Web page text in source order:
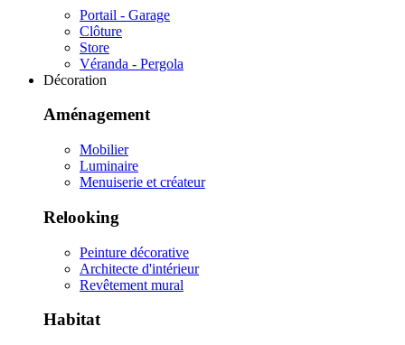
Portail - Garage
Clôture
Store
Véranda - Pergola
Décoration
Aménagement
Mobilier
Luminaire
Menuiserie et créateur
Relooking
Peinture décorative
Architecte d'intérieur
Revêtement mural
Habitat